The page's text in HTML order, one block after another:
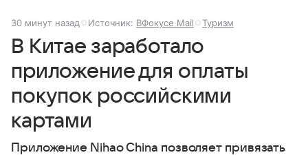
30 минут назад Источник: ВФокусе Mail Туризм
В Китае заработало
приложение для оплаты
покупок российскими
картами
Приложение Nihao China позволяет привязать